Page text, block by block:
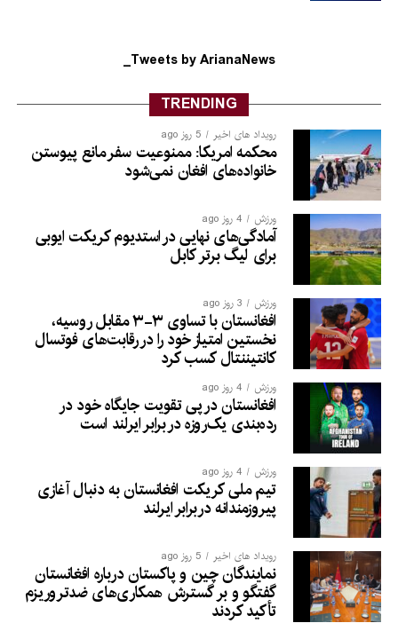
Tweets by ArianaNews_
TRENDING
رویداد های اخیر 5 روز ago
محکمه امریکا: ممنوعیت سفر مانع پیوستن
خانواده‌های افغان نمی‌شود
ورزش 4 روز ago
آمادگی‌های نهایی در استدیوم کریکت ایوبی
برای لیگ برتر کابل
ورزش 3 روز ago
افغانستان با تساوی ۳-۳ مقابل روسیه،
نخستین امتیاز خود را در رقابت‌های فوتسال
کانتیننتال کسب کرد
ورزش 4 روز ago
افغانستان در پی تقویت جایگاه خود در
رده‌بندی یک‌روزه در برابر ایرلند است
ورزش 4 روز ago
تیم ملی کریکت افغانستان به دنبال آغازی
پیروزمندانه دربرابر ایرلند
رویداد های اخیر 5 روز ago
نمایندگان چین و پاکستان درباره افغانستان
گفتگو و بر گسترش همکاری‌های ضدتروریزم
تأکید کردند